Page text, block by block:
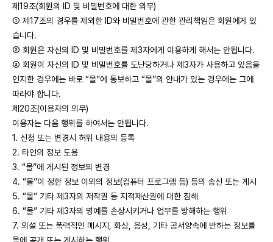
제19조(회원의 ID 및 비밀번호에 대한 의무)
① 제17조의 경우를 제외한 ID와 비밀번호에 관한 관리책임은 회원에게 있
습니다.
② 회원은 자신의 ID 및 비밀번호를 제3자에게 이용하게 해서는 안됩니다.
③ 회원이 자신의 ID 및 비밀번호를 도난당하거나 제3자가 사용하고 있음을
인지한 경우에는 바로 “몰”에 통보하고 “몰”의 안내가 있는 경우에는 그에
따라야 합니다.
제20조(이용자의 의무)
이용자는 다음 행위를 하여서는 안됩니다.
1. 신청 또는 변경시 허위 내용의 등록
2. 타인의 정보 도용
3. “몰”에 게시된 정보의 변경
4. “몰”이 정한 정보 이외의 정보(컴퓨터 프로그램 등) 등의 송신 또는 게시
5. “몰” 기타 제3자의 저작권 등 지적재산권에 대한 침해
6. “몰” 기타 제3자의 명예를 손상시키거나 업무를 방해하는 행위
7. 외설 또는 폭력적인 메시지, 화상, 음성, 기타 공서양속에 반하는 정보를